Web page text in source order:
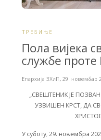
ТРЕБИЊЕ
Пола вијека
службе проте
Епархија ЗХиП, 29. новембар
„СВЕШТЕНИК ЈЕ
УЗВИШЕН КРСТ, ДА
У суботу, 29. новембра